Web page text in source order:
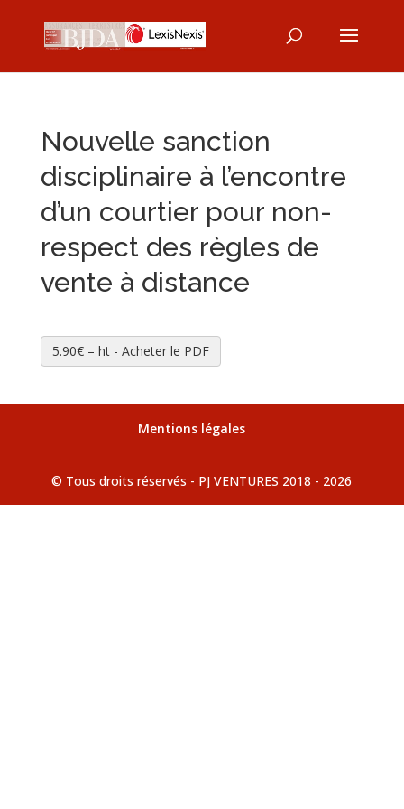
Nouvelle sanction
disciplinaire à l’encontre
d’un courtier pour non-
respect des règles de
vente à distance
5.90€ – ht - Acheter le PDF
Mentions légales
© Tous droits réservés - PJ VENTURES 2018 - 2026